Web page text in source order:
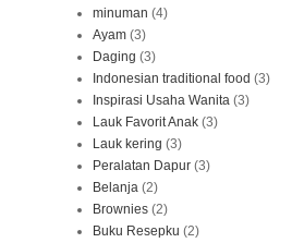
minuman (4)
Ayam (3)
Daging (3)
Indonesian traditional food (3)
Inspirasi Usaha Wanita (3)
Lauk Favorit Anak (3)
Lauk kering (3)
Peralatan Dapur (3)
Belanja (2)
Brownies (2)
Buku Resepku (2)